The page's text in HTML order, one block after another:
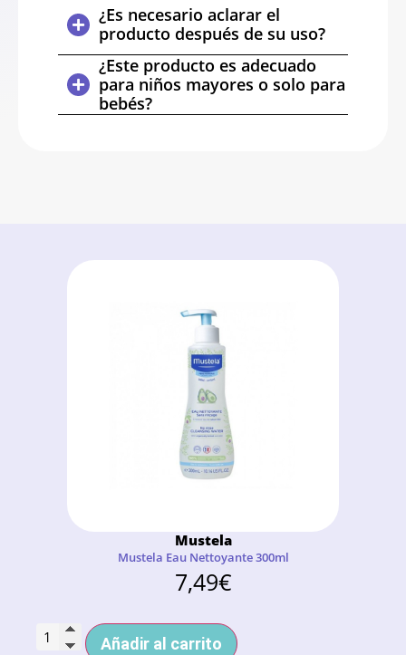
¿Es necesario aclarar el
producto después de su uso?
¿Este producto es adecuado
para niños mayores o solo para
bebés?
Mustela
Mustela Eau Nettoyante 300ml
7,49€
Añadir al carrito